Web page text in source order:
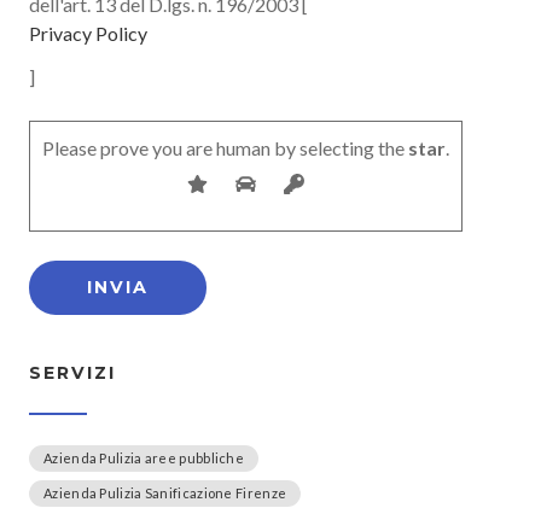
Privacy Policy
]
Please prove you are human by selecting the star.
SERVIZI
Azienda Pulizia aree pubbliche
Azienda Pulizia Sanificazione Firenze